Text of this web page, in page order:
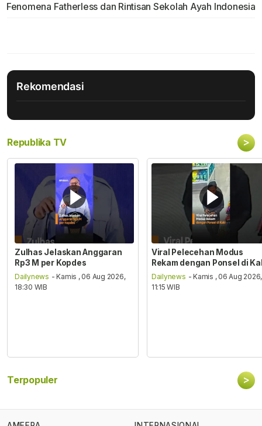
Fenomena Fatherless dan Rintisan Sekolah Ayah Indonesia
Rekomendasi
Republika TV >
Zulhas Jelaskan Anggaran
Rp3 M per Kopdes
Dailynews - Kamis , 06 Aug 2026,
18:30 WIB
Viral Pelecehan Modus
Rekam dengan Ponsel di
Dailynews - Kamis , 06 Aug 2026,
11:15 WIB
Terpopuler >